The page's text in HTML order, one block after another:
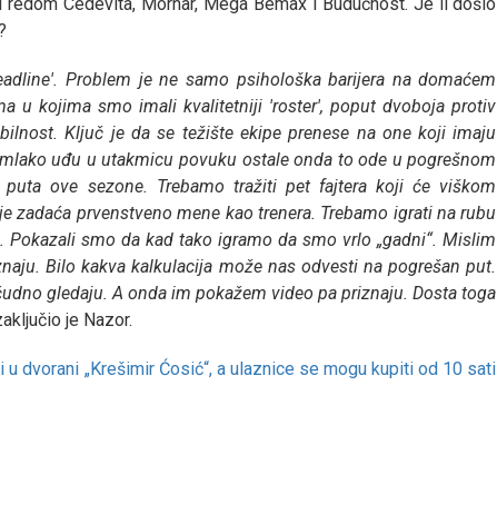
Problem je ne samo psihološka barijera na domaćem
u kojima smo imali kvalitetniji 'roster', poput dvoboja protiv
Ključ je da se težište ekipe prenese na one koji imaju
uđu u utakmicu povuku ostale onda to ode u pogrešnom
ove sezone. Trebamo tražiti pet fajtera koji će viškom
zadaća prvenstveno mene kao trenera. Trebamo igrati na rubu
smo da kad tako igramo da smo vrlo „gadni“. Mislim
Bilo kakva kalkulacija može nas odvesti na pogrešan put.
gledaju. A onda im pokažem video pa priznaju. Dosta toga
je Nazor.
dvorani „Krešimir Ćosić“, a ulaznice se mogu kupiti od 10 sati